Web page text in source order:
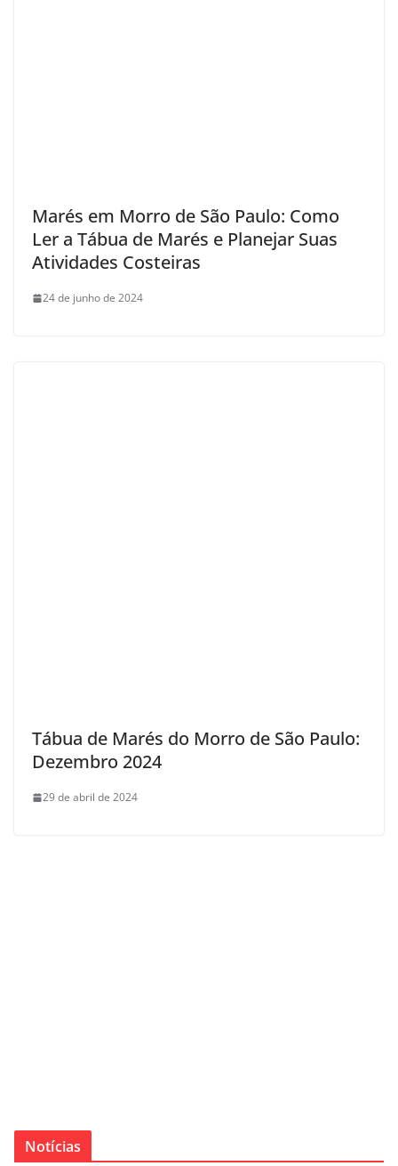
Marés em Morro de São Paulo: Como
Ler a Tábua de Marés e Planejar Suas
Atividades Costeiras
24 de junho de 2024
Tábua de Marés do Morro de São Paulo:
Dezembro 2024
29 de abril de 2024
Notícias